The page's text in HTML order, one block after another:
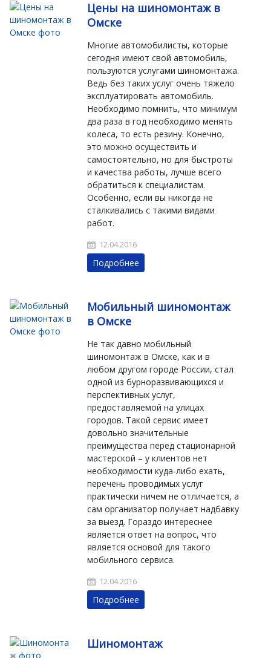
Цены на шиномонтаж в
Омске
Многие автомобилисты, которые
сегодня имеют свой автомобиль,
пользуются услугами шиномонтажа.
Ведь без таких услуг очень тяжело
эксплуатировать автомобиль.
Необходимо помнить, что минимум
два раза в год необходимо менять
колеса, то есть резину. Конечно,
это можно осуществить и
самостоятельно, но для быстроты
и качества работы, лучше всего
обратиться к специалистам.
Особенно, если вы никогда не
сталкивались с такими видами
работ.
12.04.2016
Подробнее
Мобильный шиномонтаж
в Омске
Не так давно мобильный
шиномонтаж в Омске, как и в
любом другом городе России, стал
одной из бурноразвивающихся и
перспективных услуг,
предоставляемой на улицах
городов. Такой сервис имеет
довольно значительные
преимущества перед стационарной
мастерской – у клиентов нет
необходимости куда-либо ехать,
перечень проводимых услуг
практически ничем не отличается, а
сам организатор получает надбавку
за выезд. Гораздо интереснее
является ответ на вопрос, что
является основой для такого
мобильного сервиса.
12.04.2016
Подробнее
Шиномонтаж